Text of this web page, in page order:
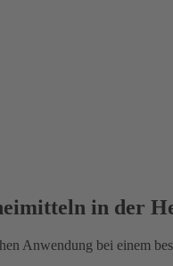
in der
Anwendung bei einem